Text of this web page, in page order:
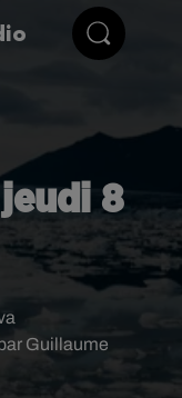
8
Guillaume